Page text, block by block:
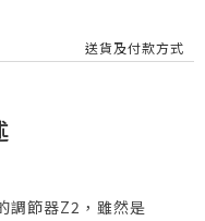
送貨及付款方式
調節器Z2，雖然是